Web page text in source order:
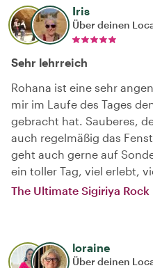
Iris
Über deinen
Sehr lehrreich
Rohana ist eine sehr
mir im Laufe des Tages
gebracht hat. Sauberes,
auch regelmäßig das
geht auch gerne auf
ein toller Tag, viel erlebt,
The Ultimate Sigiriya Rock
loraine
Über deinen